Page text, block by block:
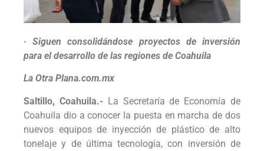
· Siguen consolidándose proyectos de inversión
para el desarrollo de las regiones de Coahuila
La Otra Plana.com.mx
Saltillo, Coahuila.- La Secretaría de Economía de
Coahuila dio a conocer la puesta en marcha de dos
nuevos equipos de inyección de plástico de alto
tonelaje y de última tecnología, con inversión de